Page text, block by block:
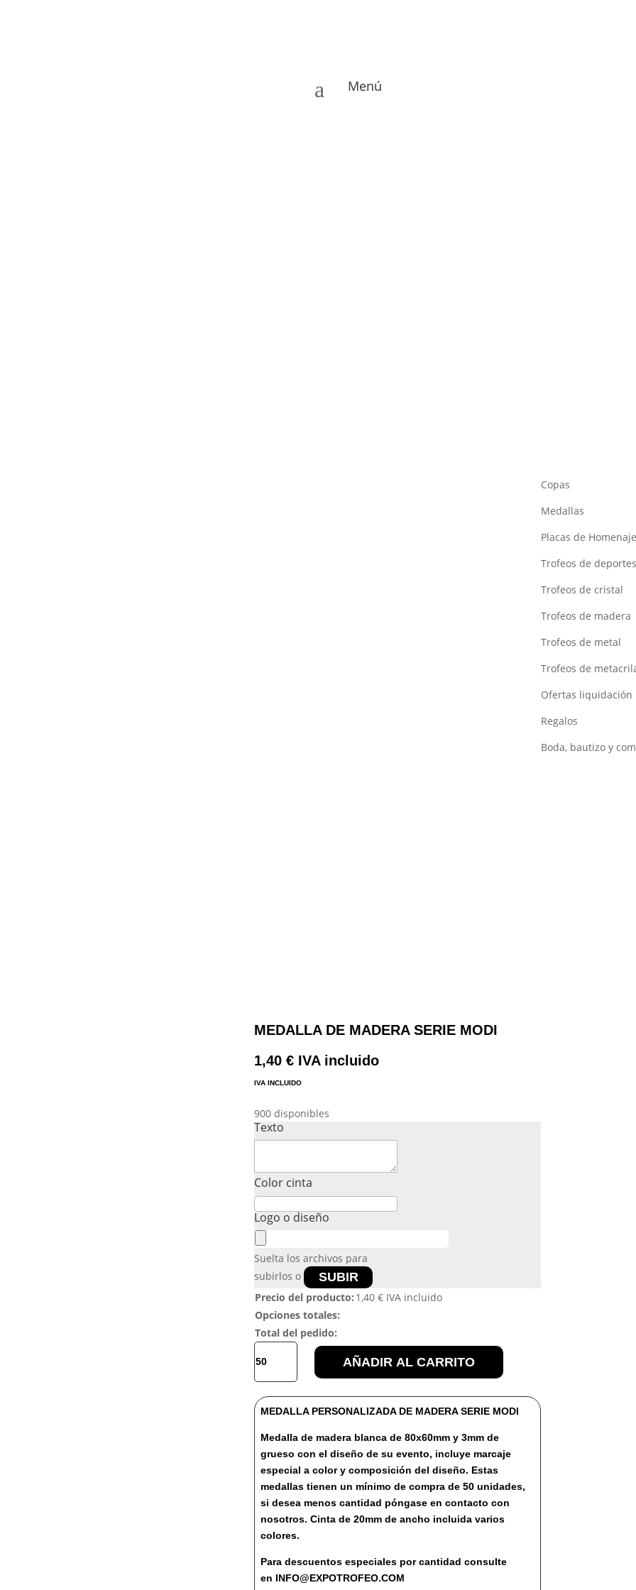
a Menú
Copas
Medallas
Placas de Homenaje
Trofeos de deportes
Trofeos de cristal
Trofeos de madera
Trofeos de metal
Trofeos de
Ofertas liquidación
Regalos
Boda, bautizo y
MEDALLA DE MADERA SERIE MODI
1,40€ IVA incluido
IVA INCLUIDO
900 disponibles
Texto
Color cinta
Logo o diseño
Suelta los archivos para
subirlos o
SUBIR
Precio del producto: 1,40€ IVA incluido
Opciones totales:
Total del pedido:
DE
MADERA
SERIE
MODI
cantidad
AÑADIR AL CARRITO
MEDALLA PERSONALIZADA DE MADERA SERIE MODI
Medalla de madera blanca de 80x60mm y 3mm de
grueso con el diseño de su evento, incluye marcaje
especial a color y composición del diseño. Estas
medallas tienen un mínimo de compra de 50 unidades,
si desea menos cantidad póngase en contacto con
nosotros. Cinta de 20mm de ancho incluida varios
colores.
Para descuentos especiales por cantidad consulte
en INFO@EXPOTROFEO.COM